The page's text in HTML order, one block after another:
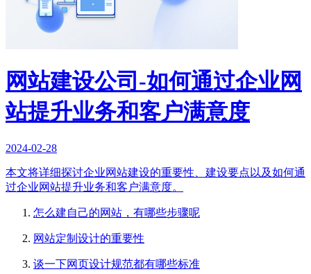
网站建设公司-如何通过企业网
站提升业务和客户满意度
2024-02-28
本文将详细探讨企业网站建设的重要性、建设要点以及如何通
过企业网站提升业务和客户满意度。
怎么建自己的网站，有哪些步骤呢
网站定制设计的重要性
谈一下网页设计规范都有哪些标准